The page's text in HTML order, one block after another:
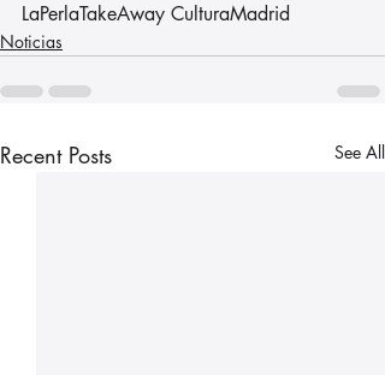
LaPerlaTakeAway CulturaMadrid
Noticias
Recent Posts See All